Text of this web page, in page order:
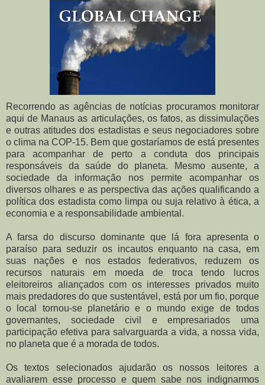
Recorrendo as agências de notícias procuramos monitorar
aqui de Manaus as articulações, os fatos, as dissimulações
e outras atitudes dos estadistas e seus negociadores sobre
o clima na COP-15. Bem que gostaríamos de está presentes
para acompanhar de perto a conduta dos principais
responsáveis da saúde do planeta. Mesmo ausente, a
sociedade da informação nos permite acompanhar os
diversos olhares e as perspectiva das ações qualificando a
política dos estadista como limpa ou suja relativo à ética, a
economia e a responsabilidade ambiental.
A farsa do discurso dominante que lá fora apresenta o
paraíso para seduzir os incautos enquanto na casa, em
suas nações e nos estados federativos, reduzem os
recursos naturais em moeda de troca tendo lucros
eleitoreiros aliançados com os interesses privados muito
mais predadores do que sustentável, está por um fio, porque
o local tornou-se planetário e o mundo exige de todos
governantes, sociedade civil e empresariados uma
participação efetiva para salvarguarda a vida, a nossa vida,
no planeta que é a morada de todos.
Os textos selecionados ajudarão os nossos leitores a
avaliarem esse processo e quem sabe nos indignarmos